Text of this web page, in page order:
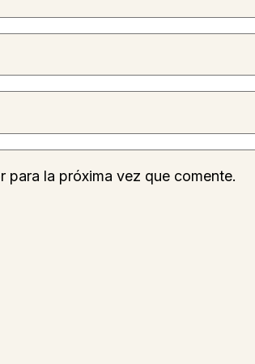
para la próxima vez que comente.